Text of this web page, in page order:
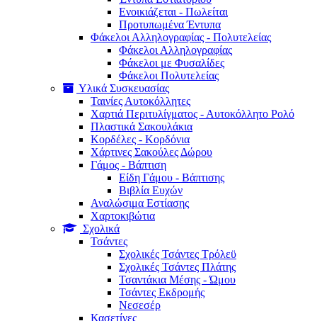
Ενοικιάζεται - Πωλείται
Προτυπωμένα Έντυπα
Φάκελοι Αλληλογραφίας - Πολυτελείας
Φάκελοι Αλληλογραφίας
Φάκελοι με Φυσαλίδες
Φάκελοι Πολυτελείας
Υλικά Συσκευασίας
Ταινίες Αυτοκόλλητες
Χαρτιά Περιτυλίγματος - Αυτοκόλλητο Ρολό
Πλαστικά Σακουλάκια
Kορδέλες - Κορδόνια
Χάρτινες Σακούλες Δώρου
Γάμος - Βάπτιση
Είδη Γάμου - Βάπτισης
Βιβλία Ευχών
Αναλώσιμα Εστίασης
Χαρτοκιβώτια
Σχολικά
Τσάντες
Σχολικές Τσάντες Τρόλεϋ
Σχολικές Τσάντες Πλάτης
Τσαντάκια Μέσης - Ώμου
Τσάντες Εκδρομής
Νεσεσέρ
Κασετίνες